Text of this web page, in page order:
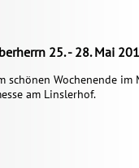
25. - 28. Mai
schönen Wochenende
am Linslerhof.